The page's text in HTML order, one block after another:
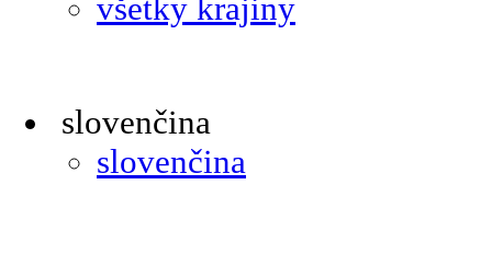
všetky krajiny
slovenčina
slovenčina